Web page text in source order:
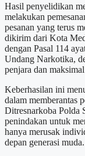
Hasil penyelidikan
melakukan
pesanan yang terus
dikirim dari Kota
dengan Pasal 114
Undang Narkotika,
penjara dan
Keberhasilan ini
dalam memberantas
Ditresnarkoba Polda
penindakan untuk
hanya merusak
depan generasi muda.